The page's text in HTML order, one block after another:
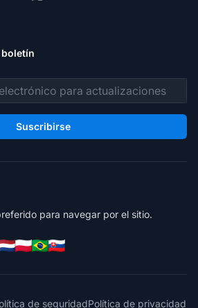
electrónico
Suscribirse
para navegar por el sitio.
de seguridadPolítica de privacidad